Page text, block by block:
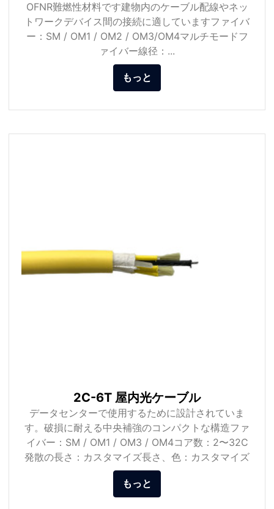
OFNR難燃性材料です建物内のケーブル配線やネッ
トワークデバイス間の接続に適していますファイバ
ー：SM / OM1 / OM2 / OM3/OM4マルチモードフ
ァイバー線径：...
もっと
2C-6T 屋内光ケーブル
データセンターで使用するために設計されていま
す。破損に耐える中央補強のコンパクトな構造ファ
イバー：SM / OM1 / OM3 / OM4コア数：2〜32C
発散の長さ：カスタマイズ長さ、色：カスタマイズ
もっと